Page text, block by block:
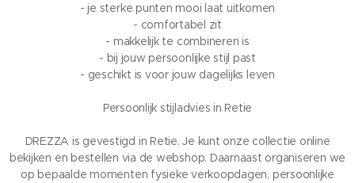
- je sterke punten mooi laat uitkomen
- comfortabel zit
- makkelijk te combineren is
- bij jouw persoonlijke stijl past
- geschikt is voor jouw dagelijks leven
Persoonlijk stijladvies in Retie
DREZZA is gevestigd in Retie. Je kunt onze collectie online
bekijken en bestellen via de webshop. Daarnaast organiseren we
op bepaalde momenten fysieke verkoopdagen, persoonlijke